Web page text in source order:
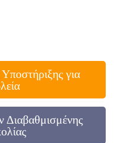
για
Διαβαθμισμένης